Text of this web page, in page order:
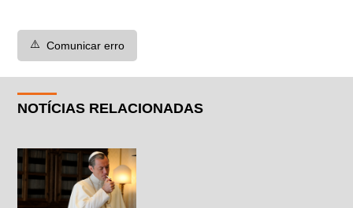
⚠️ Comunicar erro
NOTÍCIAS RELACIONADAS